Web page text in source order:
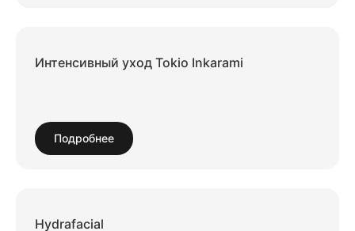
Интенсивный уход Tokio Inkarami
Подробнее
Hydrafacial